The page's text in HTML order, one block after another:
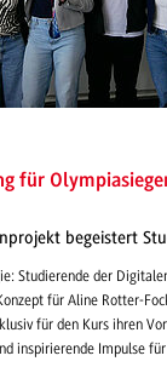
für
begeistert
Studierende der
für Aline Rotter-
für den Kurs ihren
inspirierende Impulse